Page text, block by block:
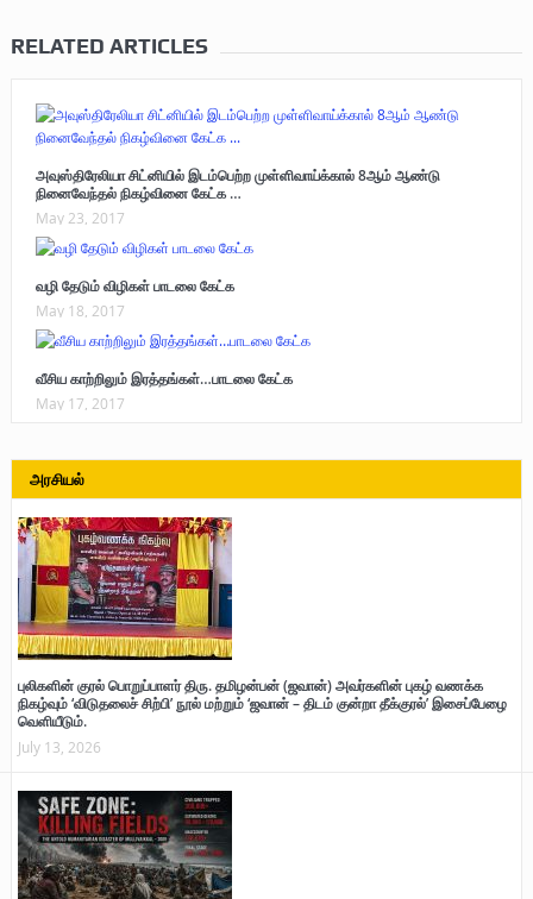
RELATED ARTICLES
அவுஸ்திரேலியா சிட்னியில் இடம்பெற்ற முள்ளிவாய்க்கால் 8ஆம் ஆண்டு
நினைவேந்தல் நிகழ்வினை கேட்க …
May 23, 2017
வழி தேடும் விழிகள் பாடலை கேட்க
May 18, 2017
வீசிய காற்றிலும் இரத்தங்கள்…பாடலை கேட்க
May 17, 2017
அரசியல்
புலிகளின் குரல் பொறுப்பாளர் திரு. தமிழன்பன் (ஜவான்) அவர்களின் புகழ் வணக்க
நிகழ்வும் ‘விடுதலைச் சிற்பி’ நூல் மற்றும் ‘ஜவான் – திடம் குன்றா தீக்குரல்’ இசைப்பேழை
வெளியீடும்.
July 13, 2026